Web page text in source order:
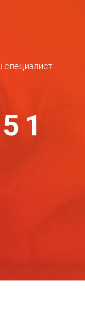
специалист